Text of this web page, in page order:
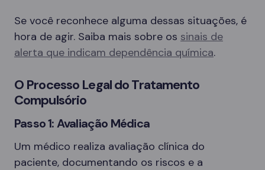
Se você reconhece alguma dessas situações, é
hora de agir. Saiba mais sobre os sinais de
alerta que indicam dependência química.
O Processo Legal do Tratamento
Compulsório
Passo 1: Avaliação Médica
Um médico realiza avaliação clínica do
paciente, documentando os riscos e a